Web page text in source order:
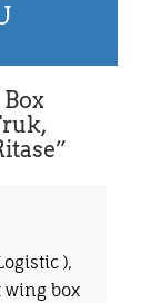
”
),
wing box